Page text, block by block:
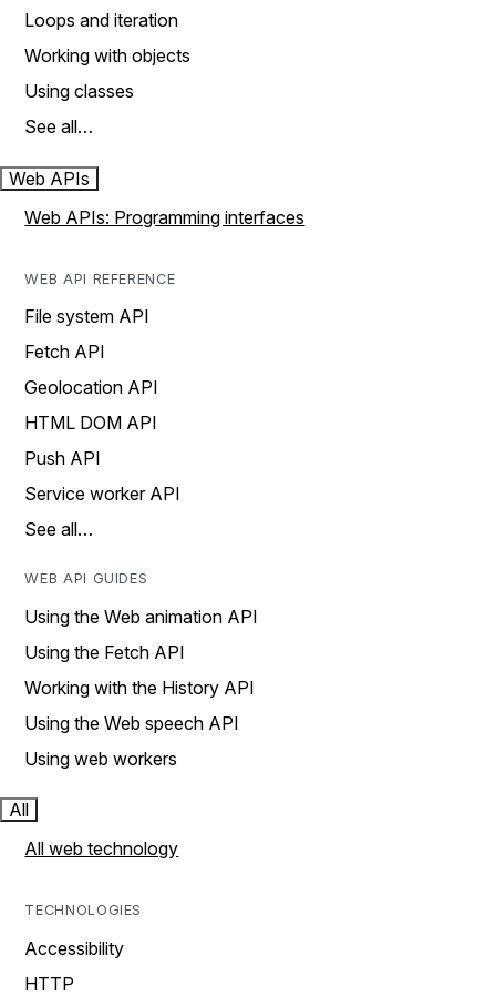
Loops and iteration
Working with objects
Using classes
See all…
Web APIs
Web APIs: Programming interfaces
WEB API REFERENCE
File system API
Fetch API
Geolocation API
HTML DOM API
Push API
Service worker API
See all…
WEB API GUIDES
Using the Web animation API
Using the Fetch API
Working with the History API
Using the Web speech API
Using web workers
All
All web technology
TECHNOLOGIES
Accessibility
HTTP